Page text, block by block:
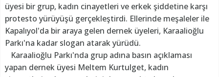
üyesi bir grup, kadın cinayetleri ve erkek şiddetine karşı
protesto yürüyüşü gerçekleştirdi. Ellerinde meşaleler ile
Kapalıyol'da bir araya gelen dernek üyeleri, Karaalioğlu
Parkı'na kadar slogan atarak yürüdü.
Karaalioğlu Parkı'nda grup adına basın açıklaması
yapan dernek üyesi Meltem Kurtulget, kadın